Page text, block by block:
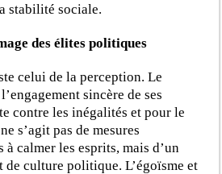
stabilité sociale.
des élites politiques
celui de la perception. Le
sincère de ses
contre les inégalités et pour le
s’agit pas de mesures
à calmer les esprits, mais d’un
de culture politique. L’égoïsme et